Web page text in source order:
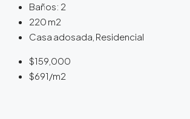
Baños: 2
220 m2
Casa adosada, Residencial
$159,000
$691/m2